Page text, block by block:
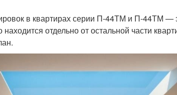
в квартирах серии П-44ТМ и П-44ТМ —
отдельно от остальной части